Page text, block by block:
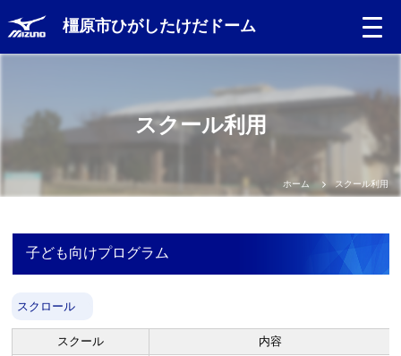
橿原市ひがしたけだドーム
スクール利用
ホーム スクール利用
子ども向けプログラム
スクロール
スクール 内容